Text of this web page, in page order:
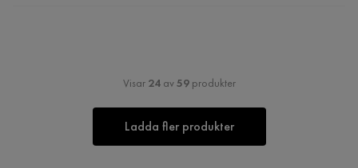
Visar 24av59produkter
Ladda fler produkter